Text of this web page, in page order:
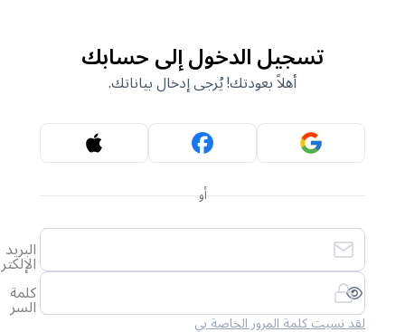
تسجيل الدخول إلى حسابك
أهلاً بعودتك! يُرجى إدخال بياناتك.
أو
البريد
الإلكتروني
كلمةالسر
لقد نسيت كلمة المرور الخاصة بي